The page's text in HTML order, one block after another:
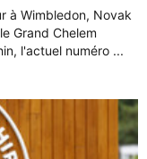
à Wimbledon, Novak
Grand Chelem
l'actuel numéro ...